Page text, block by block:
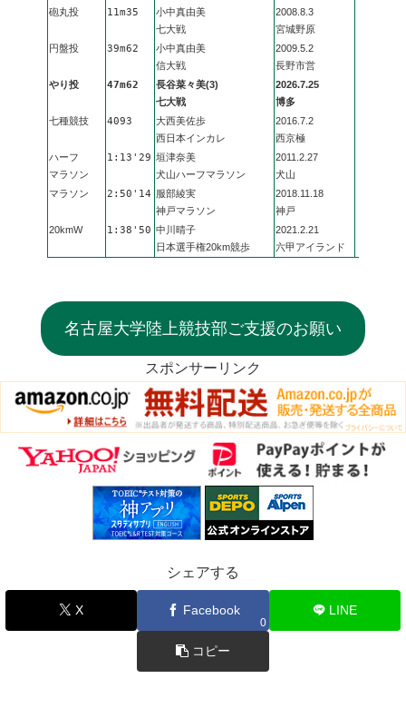
砲丸投
11m35
小中真由美
七大戦
2008.8.3
宮城野原
円盤投
39m62
小中真由美
信大戦
2009.5.2
長野市営
やり投
47m62
長谷菜々美(3)
七大戦
2026.7.25
博多
七種競技
4093
大西美佐歩
西日本インカレ
2016.7.2
西京極
ハーフ
マラソン
1:13'29 垣津奈美
犬山ハーフマラソン
2011.2.27
犬山
マラソン
2:50'14 服部綾実
神戸マラソン
2018.11.18
神戸
20kmW
1:38'50 中川晴子
日本選手権20km競歩
2021.2.21
六甲アイランド
名古屋大学陸上競技部ご支援のお願い
スポンサーリンク
シェアする
X Facebook
0
LINE
コピー